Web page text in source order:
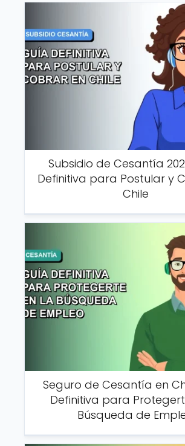
Subsidio de Cesantía
Definitiva para Postular y
Chile
Seguro de Cesantía en
Definitiva para
Búsqueda de